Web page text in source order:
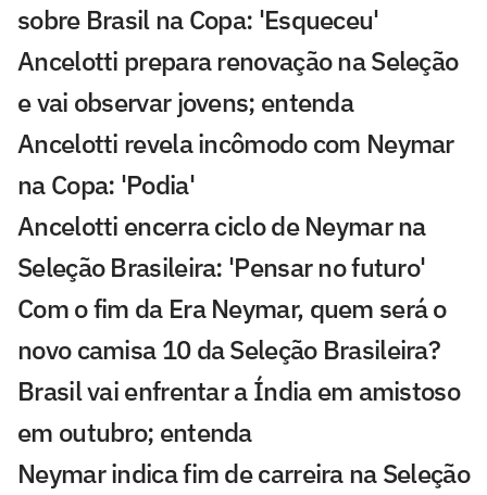
sobre Brasil na Copa: 'Esqueceu'
Ancelotti prepara renovação na Seleção
e vai observar jovens; entenda
Ancelotti revela incômodo com Neymar
na Copa: 'Podia'
Ancelotti encerra ciclo de Neymar na
Seleção Brasileira: 'Pensar no futuro'
Com o fim da Era Neymar, quem será o
novo camisa 10 da Seleção Brasileira?
Brasil vai enfrentar a Índia em amistoso
em outubro; entenda
Neymar indica fim de carreira na Seleção